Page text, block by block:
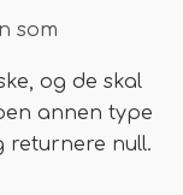
som
og de skal
annen type
returnere null.